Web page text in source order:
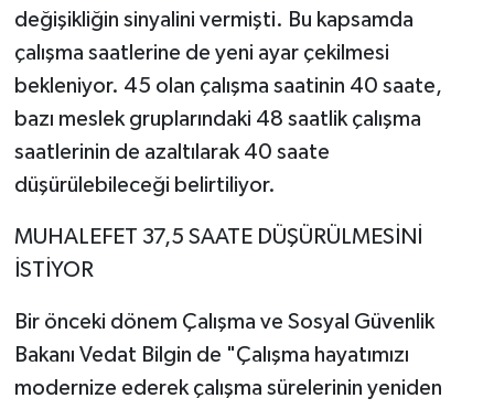
değişikliğin sinyalini vermişti. Bu kapsamda
çalışma saatlerine de yeni ayar çekilmesi
bekleniyor. 45 olan çalışma saatinin 40 saate,
bazı meslek gruplarındaki 48 saatlik çalışma
saatlerinin de azaltılarak 40 saate
düşürülebileceği belirtiliyor.
MUHALEFET 37,5 SAATE DÜŞÜRÜLMESİNİ
İSTİYOR
Bir önceki dönem Çalışma ve Sosyal Güvenlik
Bakanı Vedat Bilgin de "Çalışma hayatımızı
modernize ederek çalışma sürelerinin yeniden